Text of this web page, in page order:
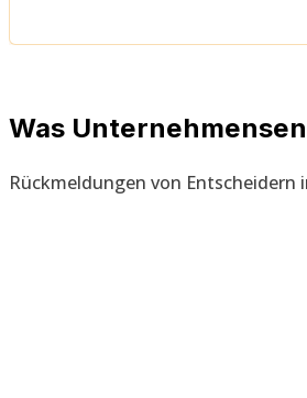
Was
Rückmeldungen von